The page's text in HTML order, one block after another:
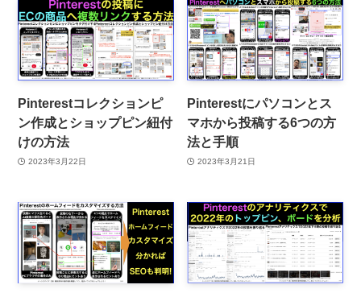
Pinterestコレクションピ
ン作成とショップピン紐付
けの方法
2023年3月22日
Pinterestにパソコンとス
マホから投稿する6つの方
法と手順
2023年3月21日